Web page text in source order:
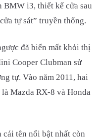
BMW i3, thiết kế cửa sau
tự sát” truyền thống.
đã biến mất khỏi thị
Cooper Clubman sử
tự. Vào năm 2011, hai
Mazda RX-8 và Honda
tên nổi bật nhất còn